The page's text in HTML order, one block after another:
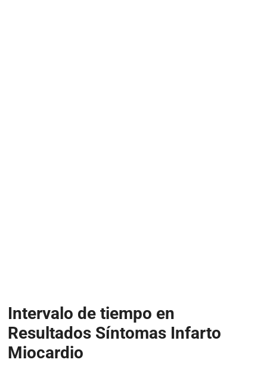
Intervalo de tiempo en
Resultados Síntomas Infarto
Miocardio